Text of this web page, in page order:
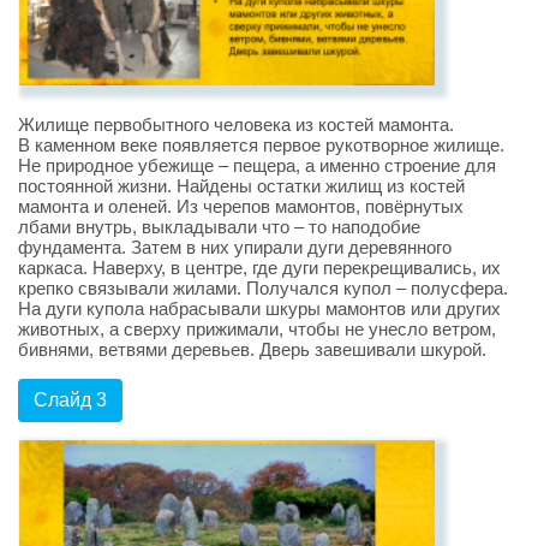
Жилище первобытного человека из костей мамонта.
В каменном веке появляется первое рукотворное жилище.
Не природное убежище – пещера, а именно строение для
постоянной жизни. Найдены остатки жилищ из костей
мамонта и оленей. Из черепов мамонтов, повёрнутых
лбами внутрь, выкладывали что – то наподобие
фундамента. Затем в них упирали дуги деревянного
каркаса. Наверху, в центре, где дуги перекрещивались, их
крепко связывали жилами. Получался купол – полусфера.
На дуги купола набрасывали шкуры мамонтов или других
животных, а сверху прижимали, чтобы не унесло ветром,
бивнями, ветвями деревьев. Дверь завешивали шкурой.
Слайд 3